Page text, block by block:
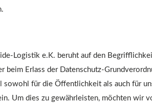
Logistik e.K. beruht auf den
beim Erlass der Datenschutz-
sowohl für die Öffentlichkeit als auch für
Um dies zu gewährleisten, möchten wir